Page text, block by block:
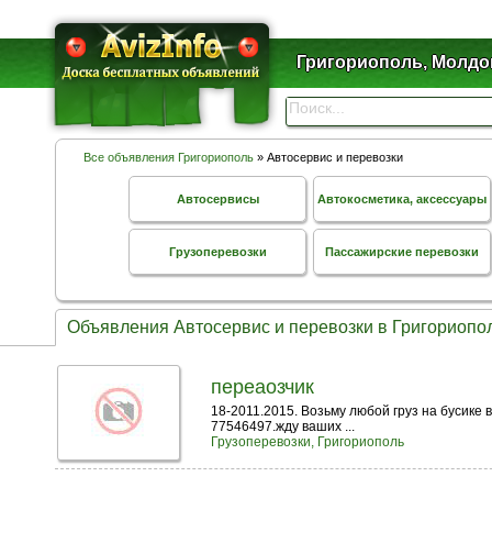
Григориополь,
Все объявления Григориополь » Автосервис и перевозки
Автосервисы Автокосметика, аксессуары
Грузоперевозки Пассажирские перевозки
Объявления Автосервис и перевозки в
переаозчик
18-2011.2015. Возьму любой груз на
77546497.жду ваших ...
Грузоперевозки, Григориополь